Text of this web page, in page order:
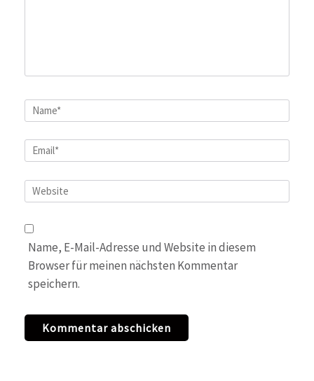
Name*
Email*
Website
Name, E-Mail-Adresse und Website in diesem
Browser für meinen nächsten Kommentar
speichern.